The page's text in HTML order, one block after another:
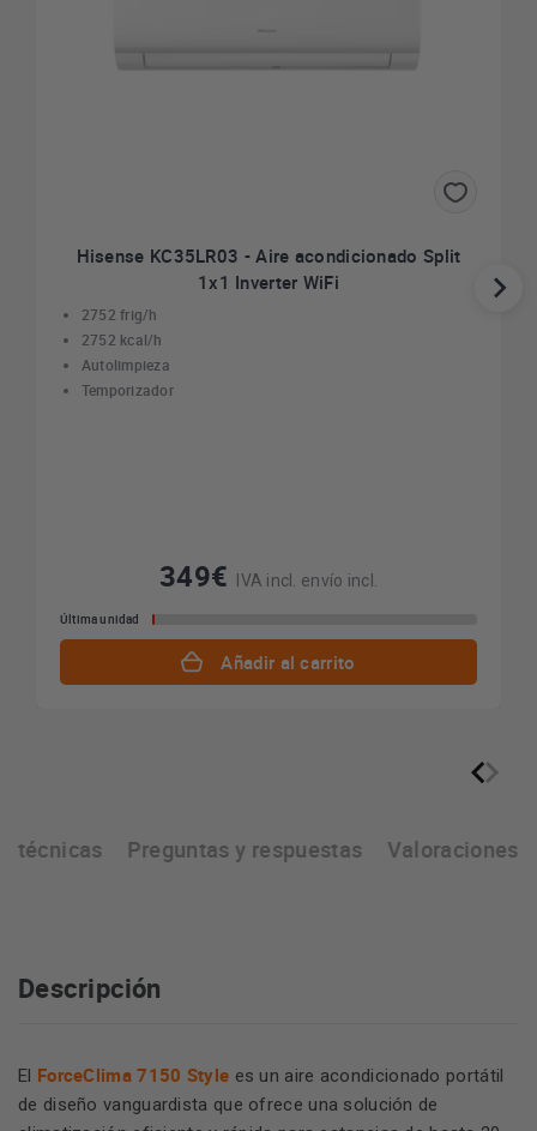
Hisense KC35LR03 - Aire acondicionado Split
1x1 Inverter WiFi
2752 frig/h
2752 kcal/h
Autolimpieza
Temporizador
349€ IVA incl. envío incl.
Última unidad
Añadir al carrito
técnicas Preguntas y respuestas Valoraciones
Descripción
El ForceClima 7150 Style es un aire acondicionado portátil
de diseño vanguardista que ofrece una solución de